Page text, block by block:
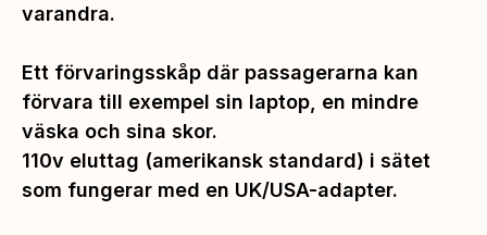
varandra.
Ett förvaringsskåp där passagerarna kan
förvara till exempel sin laptop, en mindre
väska och sina skor.
110v eluttag (amerikansk standard) i sätet
som fungerar med en UK/USA-adapter.